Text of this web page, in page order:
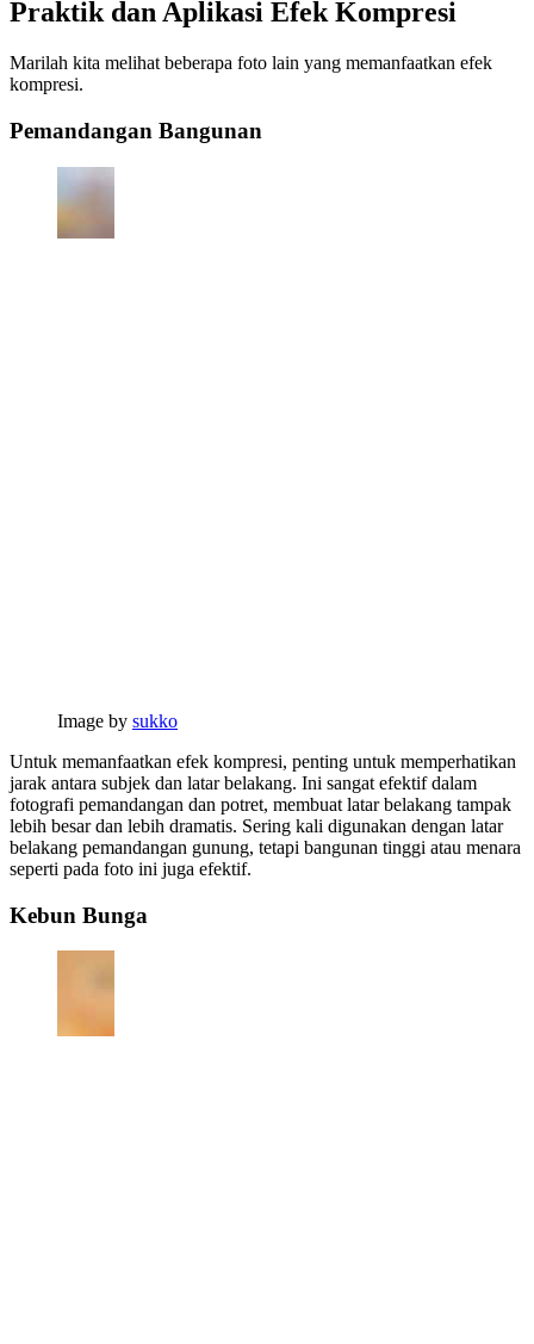
Praktik dan Aplikasi Efek Kompresi
Marilah kita melihat beberapa foto lain yang memanfaatkan efek
kompresi.
Pemandangan Bangunan
Image by sukko
Untuk memanfaatkan efek kompresi, penting untuk memperhatikan
jarak antara subjek dan latar belakang. Ini sangat efektif dalam
fotografi pemandangan dan potret, membuat latar belakang tampak
lebih besar dan lebih dramatis. Sering kali digunakan dengan latar
belakang pemandangan gunung, tetapi bangunan tinggi atau menara
seperti pada foto ini juga efektif.
Kebun Bunga